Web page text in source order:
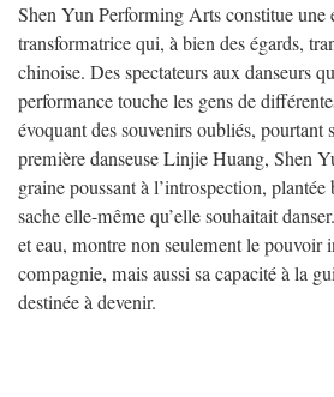
Shen Yun Performing Arts constitue une
transformatrice qui, à bien des égards,
chinoise. Des spectateurs aux danseurs
performance touche les gens de
évoquant des souvenirs oubliés,
première danseuse Linjie Huang, Shen
graine poussant à l’introspection, plantée
sache elle-même qu’elle souhaitait
et eau, montre non seulement le pouvoir
compagnie, mais aussi sa capacité à la
destinée à devenir.